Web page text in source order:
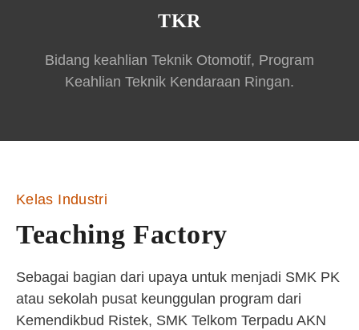
TKR
Bidang keahlian Teknik Otomotif, Program
Keahlian Teknik Kendaraan Ringan.
Kelas Industri
Teaching Factory
Sebagai bagian dari upaya untuk menjadi SMK PK
atau sekolah pusat keunggulan program dari
Kemendikbud Ristek, SMK Telkom Terpadu AKN